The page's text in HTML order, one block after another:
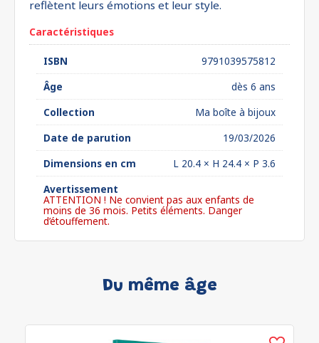
reflètent leurs émotions et leur style.
Caractéristiques
ISBN
9791039575812
Âge
dès 6 ans
Collection
Ma boîte à bijoux
Date de parution
19/03/2026
Dimensions en cm
L 20.4 × H 24.4 × P 3.6
Avertissement
ATTENTION ! Ne convient pas aux enfants de
moins de 36 mois. Petits éléments. Danger
d’étouffement.
Du même âge